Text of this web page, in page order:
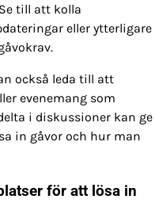
till att kolla
eller ytterligare
också leda till att
evenemang som
i diskussioner kan ge
in gåvor och hur man
för att lösa in